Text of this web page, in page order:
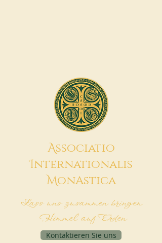
Associatio
Internationalis
MonAstica
Lass uns zusammen bringen
Himmel auf Erden
Kontaktieren Sie uns